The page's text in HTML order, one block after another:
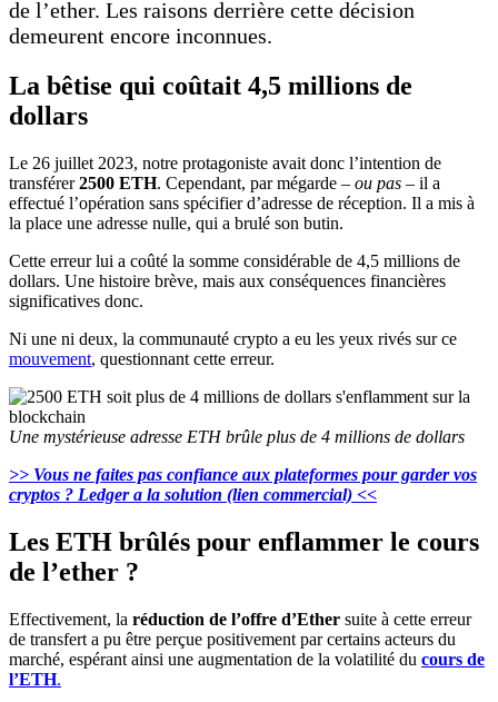
de l’ether. Les raisons derrière cette décision
demeurent encore inconnues.
La bêtise qui coûtait 4,5 millions de
dollars
Le 26 juillet 2023, notre protagoniste avait donc l’intention de
transférer2500 ETH. Cependant, par mégarde – ou pas – il a
effectué l’opération sans spécifier d’adresse de réception. Il a mis à
la place une adresse nulle, qui a brulé son butin.
Cette erreur lui a coûté la somme considérable de 4,5 millions de
dollars. Une histoire brève, mais aux conséquences financières
significatives donc.
Ni une ni deux, la communauté crypto a eu les yeux rivés sur ce
mouvement, questionnant cette erreur.
Une mystérieuse adresse ETH brûle plus de 4 millions de dollars
>> Vous ne faites pas confiance aux plateformes pour garder vos
cryptos ? Ledger a la solution (lien commercial) <<
Les ETH brûlés pour enflammer le cours
de l’ether ?
Effectivement, la réduction de l’offre d’Ether suite à cette erreur
de transfert a pu être perçue positivement par certains acteurs du
marché, espérant ainsi une augmentation de la volatilité du cours de
l’ETH.